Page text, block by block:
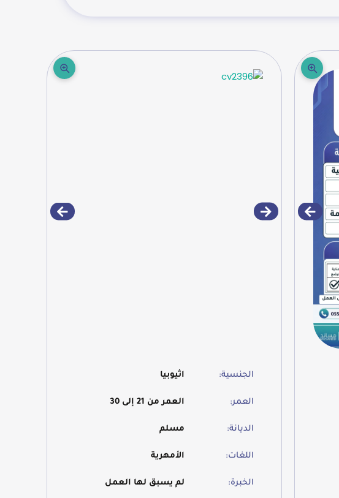
الجنسية: اثيوبيا
العمر: العمر من 21 إلى 30
الديانة: مسلم
اللغات: الأمهرية
الخبرة: لم يسبق لها العمل